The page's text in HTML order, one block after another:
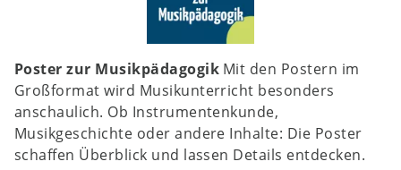
Poster zur Musikpädagogik Mit den Postern im
Großformat wird Musikunterricht besonders
anschaulich. Ob Instrumentenkunde,
Musikgeschichte oder andere Inhalte: Die Poster
schaffen Überblick und lassen Details entdecken.